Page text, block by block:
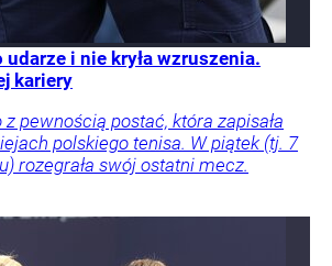
udarze i nie kryła wzruszenia.
kariery
pewnością postać, która zapisała
polskiego tenisa. W piątek (tj. 7
rozegrała swój ostatni mecz.